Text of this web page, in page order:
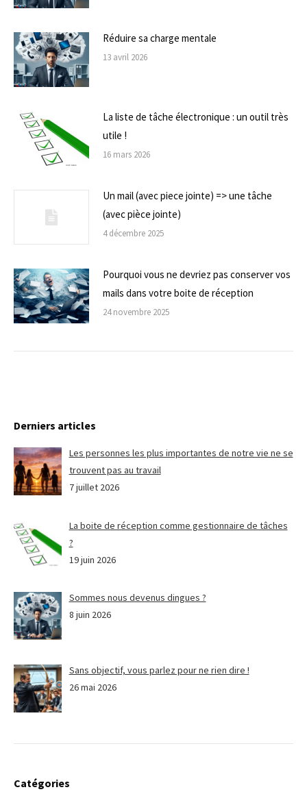
Réduire sa charge mentale
13 avril 2026
La liste de tâche électronique : un outil très
utile !
16 mars 2026
Un mail (avec piece jointe) => une tâche
(avec pièce jointe)
4 décembre 2025
Pourquoi vous ne devriez pas conserver vos
mails dans votre boite de réception
24 novembre 2025
Derniers articles
Les personnes les plus importantes de notre vie ne se
trouvent pas au travail
7 juillet 2026
La boite de réception comme gestionnaire de tâches
?
19 juin 2026
Sommes nous devenus dingues ?
8 juin 2026
Sans objectif, vous parlez pour ne rien dire !
26 mai 2026
Catégories